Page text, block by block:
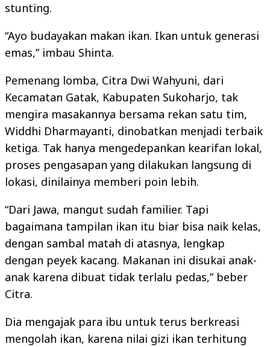
stunting.
“Ayo budayakan makan ikan. Ikan untuk generasi
emas,” imbau Shinta.
Pemenang lomba, Citra Dwi Wahyuni, dari
Kecamatan Gatak, Kabupaten Sukoharjo, tak
mengira masakannya bersama rekan satu tim,
Widdhi Dharmayanti, dinobatkan menjadi terbaik
ketiga. Tak hanya mengedepankan kearifan lokal,
proses pengasapan yang dilakukan langsung di
lokasi, dinilainya memberi poin lebih.
“Dari Jawa, mangut sudah familier. Tapi
bagaimana tampilan ikan itu biar bisa naik kelas,
dengan sambal matah di atasnya, lengkap
dengan peyek kacang. Makanan ini disukai anak-
anak karena dibuat tidak terlalu pedas,” beber
Citra.
Dia mengajak para ibu untuk terus berkreasi
mengolah ikan, karena nilai gizi ikan terhitung